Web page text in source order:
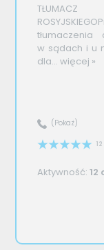
w sądach i u
dla... więcej »
(Pokaż)
Aktywność:12